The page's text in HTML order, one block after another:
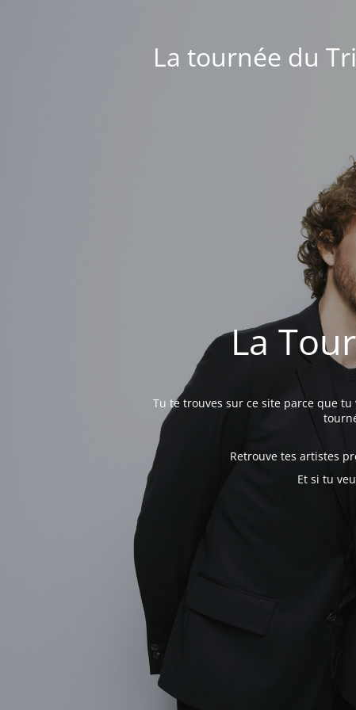
La tournée du
La
Tu te trouves sur ce site parce que
Retrouve tes artistes
Et si tu